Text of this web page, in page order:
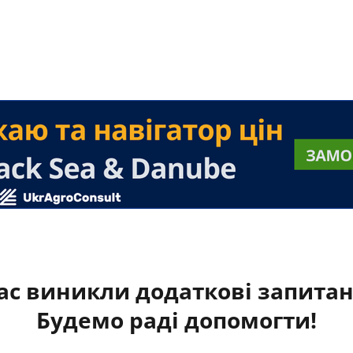
виникли додаткові
Будемо раді допомогти!